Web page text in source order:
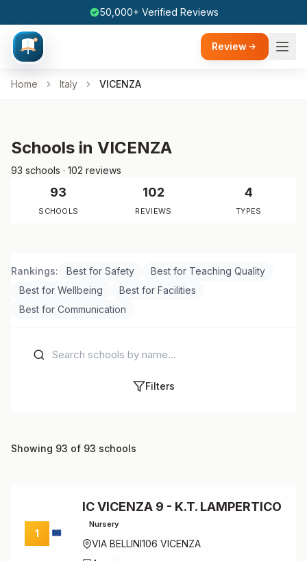
50,000+ Verified Reviews
Review
Home Italy VICENZA
Schools in VICENZA
93 schools · 102 reviews
93
SCHOOLS
102
REVIEWS
4
TYPES
Rankings: Best for Safety
Best for Teaching Quality
Best for Wellbeing
Best for Facilities
Best for Communication
Filters
Showing 93 of 93 schools
1
IC VICENZA 9 - K.T. LAMPERTICO
Nursery
VIA BELLINI106 VICENZA